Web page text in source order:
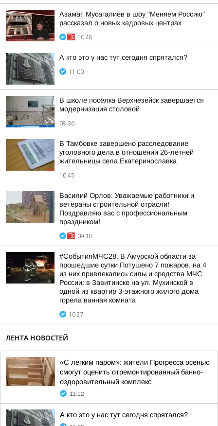
Азамат Мусагалиев в шоу "Меняем Россию"
рассказал о новых кадровых центрах
10:48
А кто это у нас тут сегодня спрятался?
11:00
В школе посёлка Верхнезейск завершается
модернизация столовой
08:36
В Тамбовке завершено расследование
уголовного дела в отношении 26-летней
жительницы села Екатеринославка
10:45
Василий Орлов: Уважаемые работники и
ветераны строительной отрасли!
Поздравляю вас с профессиональным
праздником!
09:18
#СобытияМЧС28. В Амурской области за
прошедшие сутки Потушено 7 пожаров, на 4
из них привлекались силы и средства МЧС
России: в Завитинске на ул. Мухинской в
одной из квартир 3-этажного жилого дома
горела ванная комната
10:27
ЛЕНТА НОВОСТЕЙ
«С легким паром»: жители Прогресса осенью
смогут оценить отремонтированный банно-
оздоровительный комплекс
11:12
А кто это у нас тут сегодня спрятался?